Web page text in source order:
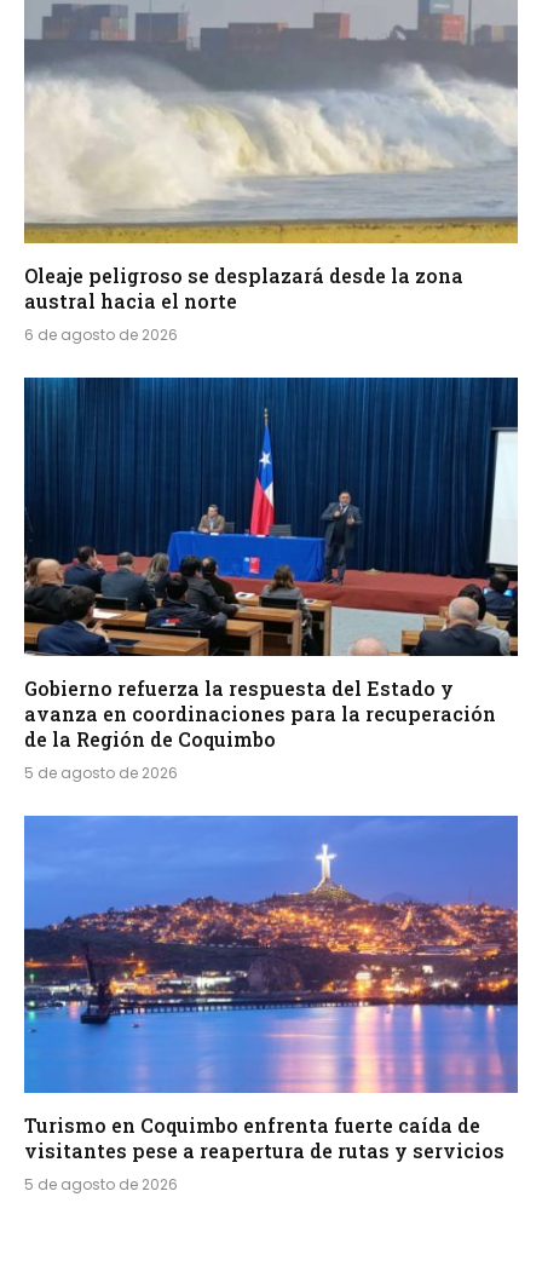
Oleaje peligroso se desplazará desde la zona
austral hacia el norte
6 de agosto de 2026
Gobierno refuerza la respuesta del Estado y
avanza en coordinaciones para la recuperación
de la Región de Coquimbo
5 de agosto de 2026
Turismo en Coquimbo enfrenta fuerte caída de
visitantes pese a reapertura de rutas y servicios
5 de agosto de 2026